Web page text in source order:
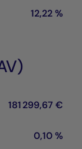
12,22 %
181 299,67 €
0,10 %